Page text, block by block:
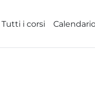
Tutti i corsi